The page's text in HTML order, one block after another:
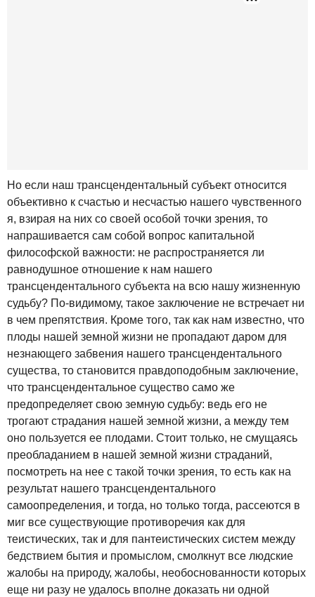
Но если наш трансцендентальный субъект относится
объективно к счастью и несчастью нашего чувственного
я, взирая на них со своей особой точки зрения, то
напрашивается сам собой вопрос капитальной
философской важности: не распространяется ли
равнодушное отношение к нам нашего
трансцендентального субъекта на всю нашу жизненную
судьбу? По-видимому, такое заключение не встречает ни
в чем препятствия. Кроме того, так как нам известно, что
плоды нашей земной жизни не пропадают даром для
незнающего забвения нашего трансцендентального
существа, то становится правдоподобным заключение,
что трансцендентальное существо само же
предопределяет свою земную судьбу: ведь его не
трогают страдания нашей земной жизни, а между тем
оно пользуется ее плодами. Стоит только, не смущаясь
преобладанием в нашей земной жизни страданий,
посмотреть на нее с такой точки зрения, то есть как на
результат нашего трансцендентального
самоопределения, и тогда, но только тогда, рассеются в
миг все существующие противоречия как для
теистических, так и для пантеистических систем между
бедствием бытия и промыслом, смолкнут все людские
жалобы на природу, жалобы, необоснованности которых
еще ни разу не удалось вполне доказать ни одной